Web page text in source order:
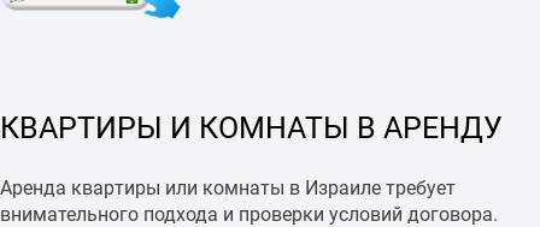
КВАРТИРЫ И КОМНАТЫ В АРЕНДУ
Аренда квартиры или комнаты в Израиле требует
внимательного подхода и проверки условий договора.